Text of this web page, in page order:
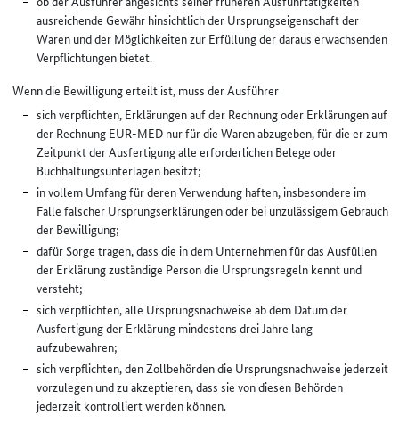
ausreichende Gewähr hinsichtlich der Ursprungseigenschaft der
Waren und der Möglichkeiten zur Erfüllung der daraus erwachsenden
Verpflichtungen bietet.
Wenn die Bewilligung erteilt ist, muss der Ausführer
sich verpflichten, Erklärungen auf der Rechnung oder Erklärungen auf
der Rechnung EUR-MED nur für die Waren abzugeben, für die er zum
Zeitpunkt der Ausfertigung alle erforderlichen Belege oder
Buchhaltungsunterlagen besitzt;
in vollem Umfang für deren Verwendung haften, insbesondere im
Falle falscher Ursprungserklärungen oder bei unzulässigem Gebrauch
der Bewilligung;
dafür Sorge tragen, dass die in dem Unternehmen für das Ausfüllen
der Erklärung zuständige Person die Ursprungsregeln kennt und
versteht;
sich verpflichten, alle Ursprungsnachweise ab dem Datum der
Ausfertigung der Erklärung mindestens drei Jahre lang
aufzubewahren;
sich verpflichten, den Zollbehörden die Ursprungsnachweise jederzeit
vorzulegen und zu akzeptieren, dass sie von diesen Behörden
jederzeit kontrolliert werden können.